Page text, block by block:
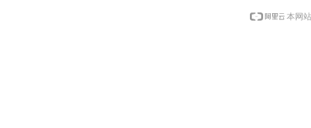
本网